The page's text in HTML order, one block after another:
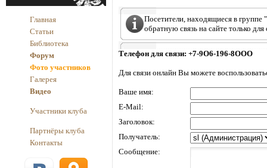
Главная
Статьи
Библиотека
Форум
Фото участников
Галерея
Видео
Участники клуба
Партнёры клуба
Контакты
Посетители, находящиеся в группе "
обратную связь на сайте только
Телефон для связи: +7-9О6-196-8ООО
Для связи онлайн Вы можете
Ваше имя:
E-Mail:
Заголовок:
Получатель:
Сообщение: